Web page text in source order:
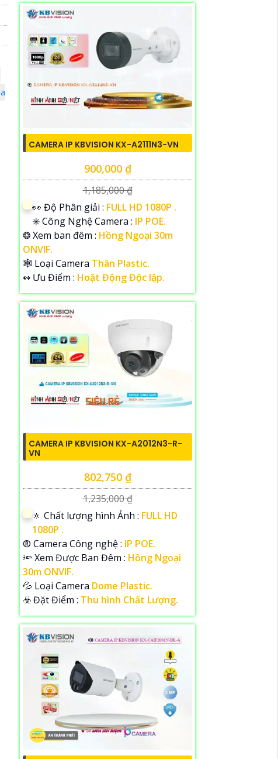
CAMERA IP KBVISION KX-A2111N3-VN
900,000 ₫
1,185,000 ₫
️👀 Độ Phân giải : FULL HD 1080P .
✳️ Công Nghệ Camera : IP POE.
❂ Xem ban đêm : Hồng Ngoại 30m
ONVIF.
🕸️ Loại Camera Thân Plastic.
️↭ Ưu Điểm : Hoặt Động Độc lập.
CAMERA IP KBVISION KX-A2012N3-R-
VN
802,750 ₫
1,235,000 ₫
🔅 Chất lượng hình Ảnh : FULL HD
1080P .
®️ Camera Công nghệ : IP POE.
🔦 Xem Được Ban Đêm : Hồng Ngoại
30m ONVIF.
💦 Loại Camera Dome Plastic.
️☣️ Đặt Điểm : Thu hình Chất Lượng.